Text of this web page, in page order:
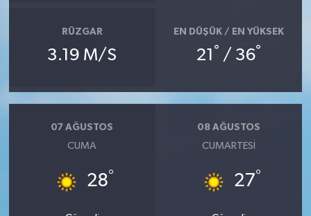
RÜZGAR
3.19 M/S
EN DÜŞÜK / EN YÜKSEK
21 ° / 36°
07 AĞUSTOS
CUMA
28°
08 AĞUSTOS
CUMARTESI
27°